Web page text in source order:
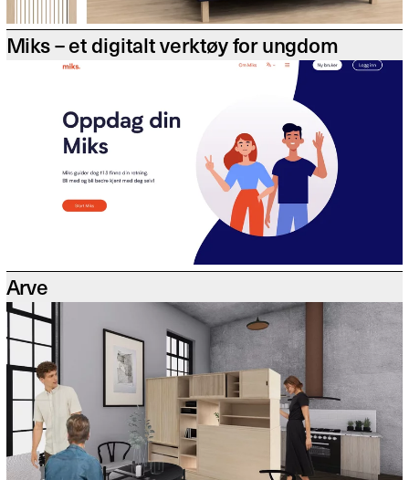
Miks – et digitalt verktøy for ungdom
Arve